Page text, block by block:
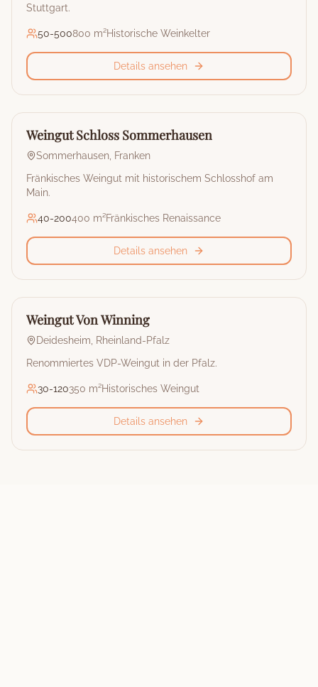
Stuttgart.
50-500800 m²Historische Weinkelter
Details ansehen
🏰
Weingut
Weingut Schloss Sommerhausen
Sommerhausen Franken
Fränkisches Weingut mit historischem Schlosshof am
Main.
40-200400 m²Fränkisches Renaissance
Details ansehen
🏰
Weingut
Weingut Von Winning
Deidesheim
Rheinland-Pfalz
Renommiertes VDP-Weingut in der Pfalz.
30-120350 m²Historisches Weingut
Details ansehen